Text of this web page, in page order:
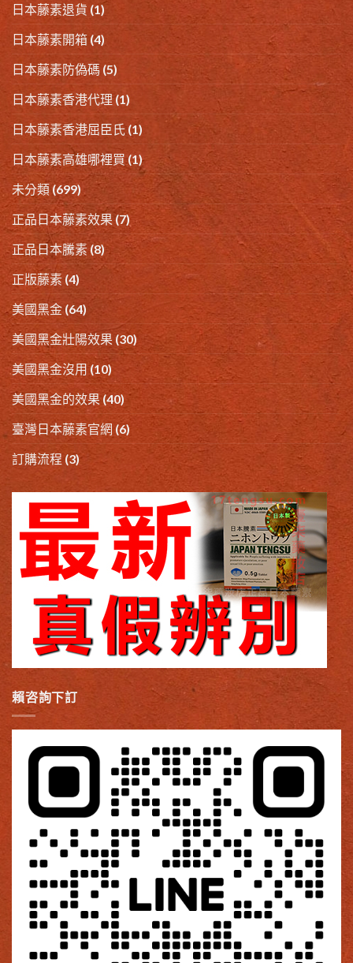
日本藤素退貨 (1)
日本藤素開箱 (4)
日本藤素防偽碼 (5)
日本藤素香港代理(1)
日本藤素香港屈臣氏 (1)
日本藤素高雄哪裡買 (1)
未分類 (699)
正品日本藤素效果(7)
正品日本騰素 (8)
正版藤素 (4)
美國黑金 (64)
美國黑金壯陽效果 (30)
美國黑金沒用 (10)
美國黑金的效果(40)
臺灣日本藤素官網 (6)
訂購流程 (3)
賴咨詢下訂